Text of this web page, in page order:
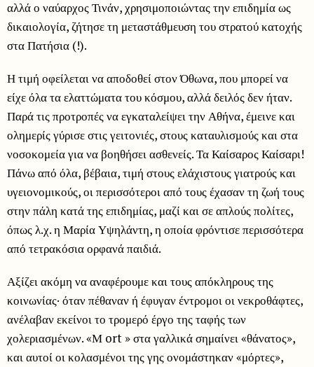
αλλά ο ναύαρχος Τινάν, χρησιμοποιώντας την επιδημία ως
δικαιολογία, ζήτησε τη μεταστάθμευση του στρατού κατοχής
στα Πατήσια (!).
Η τιμή οφείλεται να αποδοθεί στον Όθωνα, που μπορεί να
είχε όλα τα ελαττώματα του κόσμου, αλλά δειλός δεν ήταν.
Παρά τις προτροπές να εγκαταλείψει την Αθήνα, έμεινε και
ολημερίς γύρισε στις γειτονιές, στους καταυλισμούς και στα
νοσοκομεία για να βοηθήσει ασθενείς. Τα Καίσαρος Καίσαρι!
Πάνω από όλα, βέβαια, τιμή στους ελάχιστους γιατρούς και
υγειονομικούς, οι περισσότεροι από τους έχασαν τη ζωή τους
στην πάλη κατά της επιδημίας, μαζί και σε απλούς πολίτες,
όπως λ.χ. η Μαρία Υψηλάντη, η οποία φρόντισε περισσότερα
από τετρακόσια ορφανά παιδιά.
Αξίζει ακόμη να αναφέρουμε και τους απόκληρους της
κοινωνίας· όταν πέθαναν ή έφυγαν έντρομοι οι νεκροθάφτες,
ανέλαβαν εκείνοι το τρομερό έργο της ταφής των
χολεριασμένων. «Μ ort » στα γαλλικά σημαίνει «θάνατος»,
και αυτοί οι κολασμένοι της γης ονομάστηκαν «μόρτες»,